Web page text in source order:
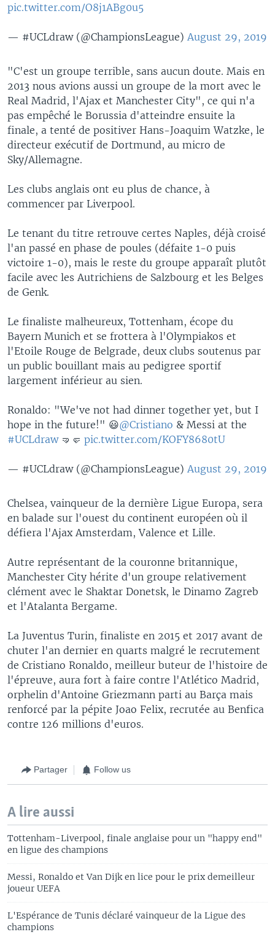
pic.twitter.com/O8j1ABg0u5
— #UCLdraw (@ChampionsLeague) August 29, 2019
"C'est un groupe terrible, sans aucun doute. Mais en
2013 nous avions aussi un groupe de la mort avec le
Real Madrid, l'Ajax et Manchester City", ce qui n'a
pas empêché le Borussia d'atteindre ensuite la
finale, a tenté de positiver Hans-Joaquim Watzke, le
directeur exécutif de Dortmund, au micro de
Sky/Allemagne.
Les clubs anglais ont eu plus de chance, à
commencer par Liverpool.
Le tenant du titre retrouve certes Naples, déjà croisé
l'an passé en phase de poules (défaite 1-0 puis
victoire 1-0), mais le reste du groupe apparaît plutôt
facile avec les Autrichiens de Salzbourg et les Belges
de Genk.
Le finaliste malheureux, Tottenham, écope du
Bayern Munich et se frottera à l'Olympiakos et
l'Etoile Rouge de Belgrade, deux clubs soutenus par
un public bouillant mais au pedigree sportif
largement inférieur au sien.
Ronaldo: "We've not had dinner together yet, but I
hope in the future!" 😃@Cristiano & Messi at the
#UCLdraw🤜🤛 pic.twitter.com/KOFY8680tU
— #UCLdraw (@ChampionsLeague) August 29, 2019
Chelsea, vainqueur de la dernière Ligue Europa, sera
en balade sur l'ouest du continent européen où il
défiera l'Ajax Amsterdam, Valence et Lille.
Autre représentant de la couronne britannique,
Manchester City hérite d'un groupe relativement
clément avec le Shaktar Donetsk, le Dinamo Zagreb
et l'Atalanta Bergame.
La Juventus Turin, finaliste en 2015 et 2017 avant de
chuter l'an dernier en quarts malgré le recrutement
de Cristiano Ronaldo, meilleur buteur de l'histoire de
l'épreuve, aura fort à faire contre l'Atlético Madrid,
orphelin d'Antoine Griezmann parti au Barça mais
renforcé par la pépite Joao Felix, recrutée au Benfica
contre 126 millions d'euros.
Partager Follow us
A lire aussi
Tottenham-Liverpool, finale anglaise pour un "happy end"
en ligue des champions
Messi, Ronaldo et Van Dijk en lice pour le prix demeilleur
joueur UEFA
L'Espérance de Tunis déclaré vainqueur de la Ligue des
champions